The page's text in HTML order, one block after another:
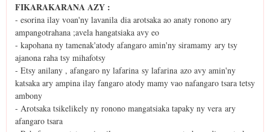
FIKARAKARANA AZY :
- esorina ilay voan'ny lavanila dia arotsaka ao anaty ronono ary
ampangotrahana ;avela hangatsiaka avy eo
- kapohana ny tamenak'atody afangaro amin'ny siramamy ary tsy
ajanona raha tsy mihafotsy
- Etsy anilany , afangaro ny lafarina sy lafarina azo avy amin'ny
katsaka ary ampina ilay fangaro atody mamy vao nafangaro tsara tetsy
ambony
- Arotsaka tsikelikely ny ronono mangatsiaka tapaky ny vera ary
afangaro tsara